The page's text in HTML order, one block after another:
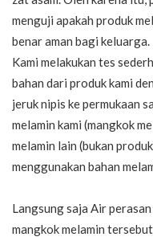
menguji apakah produk
benar aman bagi keluarga.
Kami melakukan tes
bahan dari produk kami
jeruk nipis ke permukaan
melamin kami (mangkok
melamin lain (bukan
menggunakan bahan
Langsung saja Air
mangkok melamin